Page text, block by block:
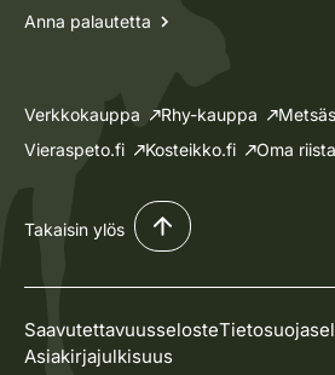
Anna palautetta
Verkkokauppa Rhy-kauppa
Vieraspeto.fi
Kosteikko.fi Oma riista
Takaisin ylös
Saavutettavuusseloste
Asiakirjajulkisuus